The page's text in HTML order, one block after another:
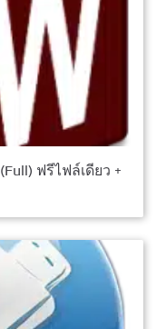
ฟรีไฟล์เดียว +